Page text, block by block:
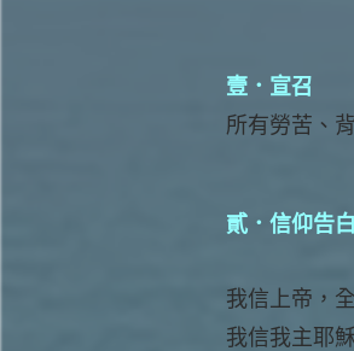
壹．宣召
所有勞苦、
貳．信仰告
我信上帝，
我信我主耶